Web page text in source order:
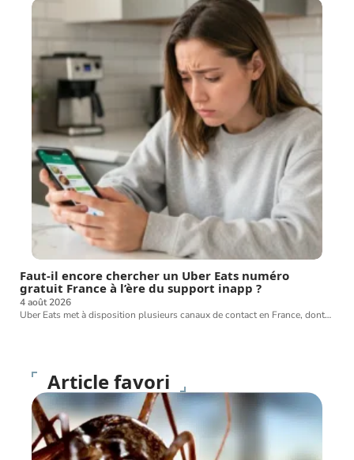
Faut-il encore chercher un Uber Eats numéro
gratuit France à l’ère du support inapp ?
4 août 2026
Uber Eats met à disposition plusieurs canaux de contact en France, dont…
Article favori